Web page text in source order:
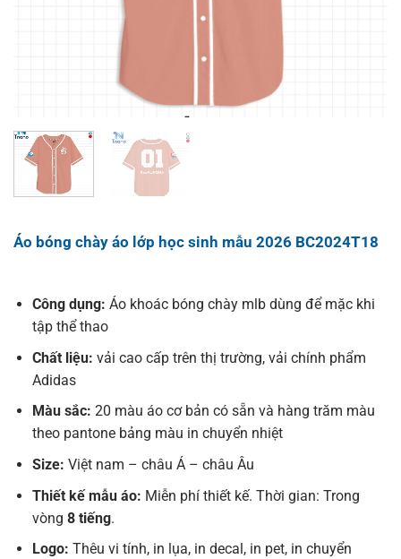
Áo bóng chày áo lớp học sinh mẫu 2026 BC2024T18
Công dụng: Áo khoác bóng chày mlb dùng để mặc khi
tập thể thao
Chất liệu: vải cao cấp trên thị trường, vải chính phẩm
Adidas
Màu sắc: 20 màu áo cơ bản có sẵn và hàng trăm màu
theo pantone bảng màu in chuyển nhiệt
Size: Việt nam – châu Á – châu Âu
Thiết kế mẫu áo: Miễn phí thiết kế. Thời gian: Trong
vòng 8 tiếng.
Logo: Thêu vi tính, in lụa, in decal, in pet, in chuyển